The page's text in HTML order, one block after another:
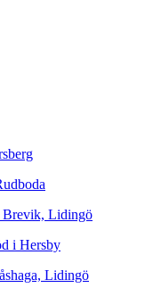
Brevik, Lidingö
i Hersby
Lidingö